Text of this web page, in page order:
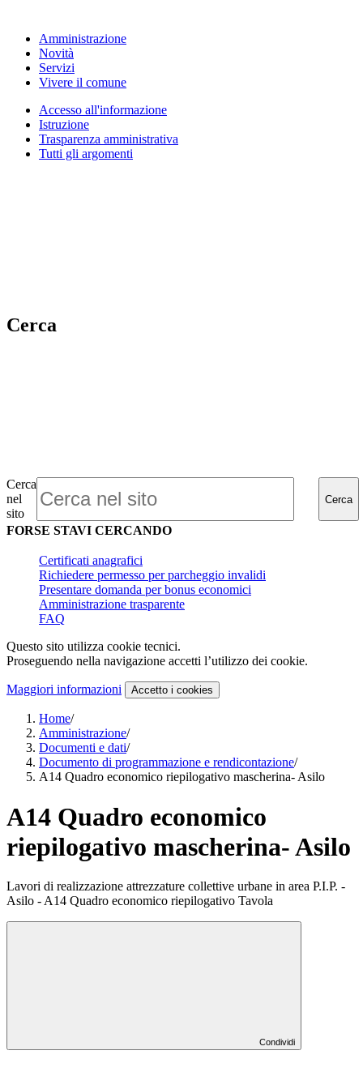
Amministrazione
Novità
Servizi
Vivere il comune
Accesso all'informazione
Istruzione
Trasparenza amministrativa
Tutti gli argomenti
Cerca
Cerca
nel
sito
Cerca
FORSE STAVI CERCANDO
Certificati anagrafici
Richiedere permesso per parcheggio invalidi
Presentare domanda per bonus economici
Amministrazione trasparente
FAQ
Questo sito utilizza cookie tecnici.
Proseguendo nella navigazione accetti l’utilizzo dei cookie.
Maggiori informazioni Accetto i cookies
Home/
Amministrazione/
Documenti e dati/
Documento di programmazione e rendicontazione/
A14 Quadro economico riepilogativo mascherina- Asilo
A14 Quadro economico
riepilogativo mascherina- Asilo
Lavori di realizzazione attrezzature collettive urbane in area P.I.P. -
Asilo - A14 Quadro economico riepilogativo Tavola
Condividi